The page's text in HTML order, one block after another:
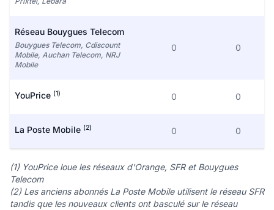
Réseau Bouygues Telecom
Bouygues Telecom, Cdiscount
Mobile, Auchan Telecom, NRJ
Mobile
0 0
YouPrice (1) 0 0
La Poste Mobile (2) 0 0
(1) YouPrice loue les réseaux d'Orange, SFR et Bouygues
Telecom
(2) Les anciens abonnés La Poste Mobile utilisent le réseau SFR
tandis que les nouveaux clients ont basculé sur le réseau